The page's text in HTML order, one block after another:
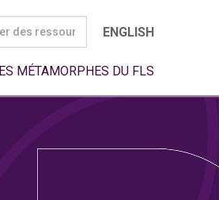
ENGLISH
MÉTAMORPHES DU FLS